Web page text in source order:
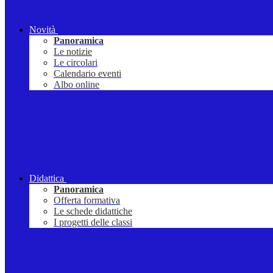
Novità
Panoramica
Le notizie
Le circolari
Calendario eventi
Albo online
Didattica
Panoramica
Offerta formativa
Le schede didattiche
I progetti delle classi